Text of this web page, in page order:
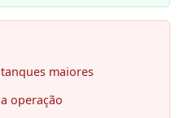
maiores
operação